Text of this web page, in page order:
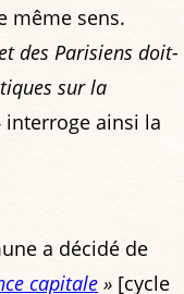
même sens.
des Parisiens doit-
sur la
interroge ainsi la
a décidé de
capitale » [cycle